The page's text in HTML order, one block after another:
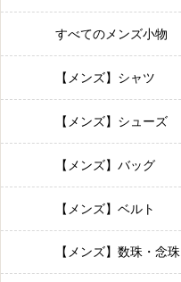
すべてのメンズ小物
【メンズ】シャツ
【メンズ】シューズ
【メンズ】バッグ
【メンズ】ベルト
【メンズ】数珠・念珠